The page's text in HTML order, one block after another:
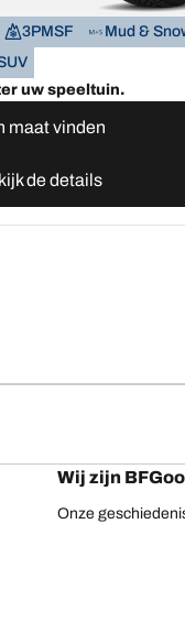
3PMSF
Mud &
uw speeltuin.
maat vinden
de details
Wij zijn
Onze